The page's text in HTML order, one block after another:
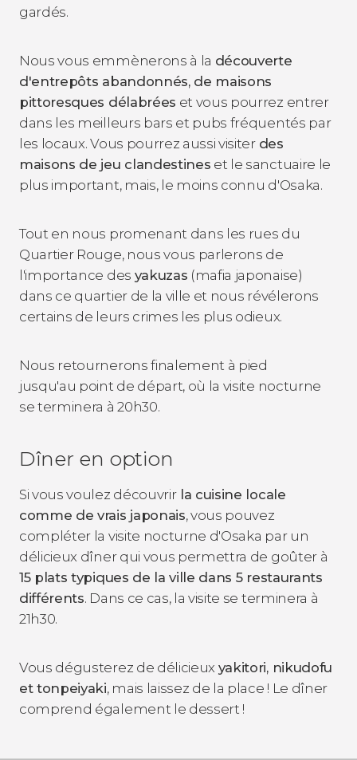
gardés.
Nous vous emmènerons à la découverte
d'entrepôts abandonnés, de maisons
pittoresques délabrées et vous pourrez entrer
dans les meilleurs bars et pubs fréquentés par
les locaux. Vous pourrez aussi visiter des
maisons de jeu clandestines et le sanctuaire le
plus important, mais, le moins connu d'Osaka.
Tout en nous promenant dans les rues du
Quartier Rouge, nous vous parlerons de
l'importance des yakuzas (mafia japonaise)
dans ce quartier de la ville et nous révélerons
certains de leurs crimes les plus odieux.
Nous retournerons finalement à pied
jusqu'au point de départ, où la visite nocturne
se terminera à 20h30.
Dîner en option
Si vous voulez découvrirla cuisine locale
comme de vrais japonais, vous pouvez
compléter la visite nocturne d'Osaka par un
délicieux dîner qui vous permettra de goûter à
15 plats typiques de la ville dans 5 restaurants
différents. Dans ce cas, la visite se terminera à
21h30.
Vous dégusterez de délicieux yakitori, nikudofu
et tonpeiyaki, mais laissez de la place ! Le dîner
comprend également le dessert !